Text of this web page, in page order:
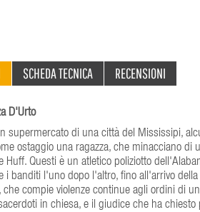
SCHEDA TECNICA RECENSIONI
D'Urto
supermercato di una città del Mississipi,
ostaggio una ragazza, che minacciano
Huff. Questi è un atletico poliziotto
i banditi l'uno dopo l'altro, fino all'arrivo
che compie violenze continue agli ordini di
in chiesa, e il giudice che ha